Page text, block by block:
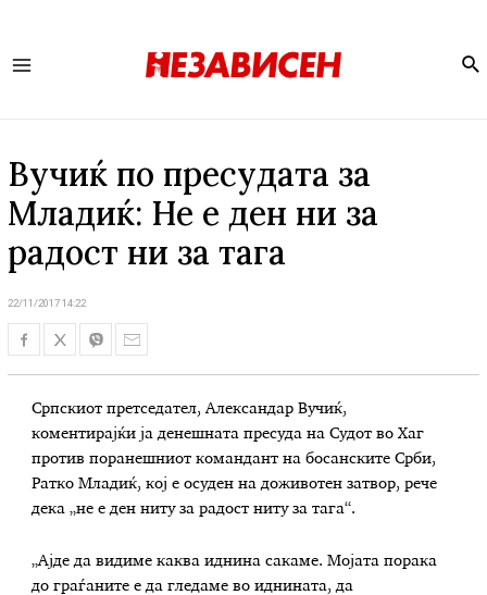
Вучиќ по пресудата за
Младиќ: Не е ден ни за
радост ни за тага
22/11/2017 14:22
Српскиот претседател, Александар Вучиќ,
коментирајќи ја денешната пресуда на Судот во Хаг
против поранешниот командант на босанските Срби,
Ратко Младиќ, кој е осуден на доживотен затвор, рече
дека „не е ден ниту за радост ниту за тага“.
„Ајде да видиме каква иднина сакаме. Мојата порака
до граѓаните е да гледаме во иднината, да